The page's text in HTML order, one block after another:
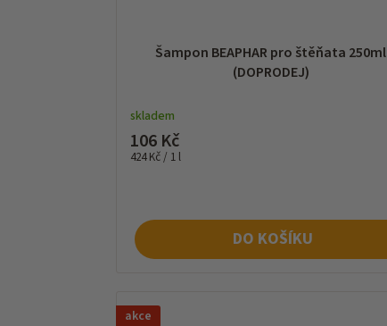
Šampon BEAPHAR pro štěňata 250ml
(DOPRODEJ)
skladem
106 Kč
Měrná
424 Kč / 1 l
DO KOŠÍKU
akce